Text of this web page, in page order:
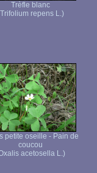
Trèfle blanc
repens L.)
petite oseille - Pain de
coucou
acetosella L.)